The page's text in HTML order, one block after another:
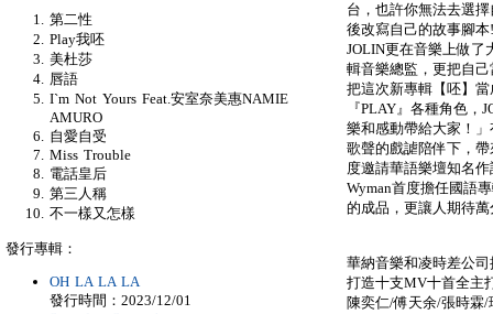
台，也許你無法去選
後改寫自己的故事腳本
JOLIN更在音樂上做了
輯音樂總監，更把自
把這次新專輯【呸】
『PLAY』各種角色
樂和感動帶給大家！
歌聲的戲謔陪伴下，
度邀請華語樂壇知名
Wyman首度擔任國語
的成品，更讓人期待萬
華納音樂和凌時差公
打造十支MV十首全主
陳奕仁/傅天余/張時霖
第二性
Play我呸
美杜莎
唇語
I`m Not Yours Feat.安室奈美惠NAMIE
AMURO
自愛自受
Miss Trouble
電話皇后
第三人稱
不一樣又怎樣
發行專輯：
OH LA LA LA
發行時間：2023/12/01